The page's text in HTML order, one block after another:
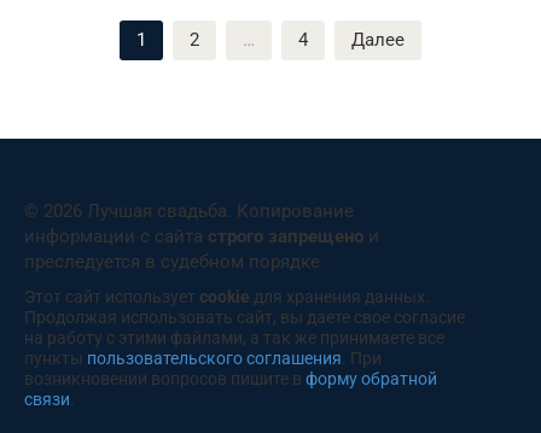
1 2 … 4 Далее
© 2026 Лучшая свадьба. Копирование
информации с сайта строго запрещено и
преследуется в судебном порядке
Этот сайт использует cookie для хранения данных.
Продолжая использовать сайт, вы даете свое согласие
на работу с этими файлами, а так же принимаете все
пункты пользовательского соглашения . При
возникновении вопросов пишите в форму обратной
связи